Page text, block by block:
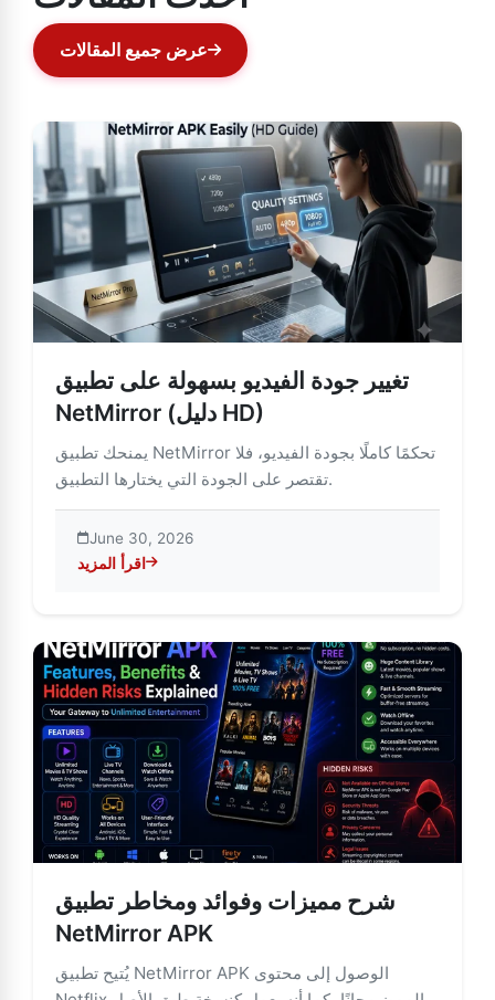
عرض جميع المقالات
تغيير جودة الفيديو بسهولة على تطبيق
NetMirror (دليل HD)
يمنحك تطبيق NetMirror تحكمًا كاملًا بجودة الفيديو، فلا
تقتصر على الجودة التي يختارها التطبيق.
June 30, 2026
اقرأ المزيد
شرح مميزات وفوائد ومخاطر تطبيق
NetMirror APK
يُتيح تطبيق NetMirror APK الوصول إلى محتوى